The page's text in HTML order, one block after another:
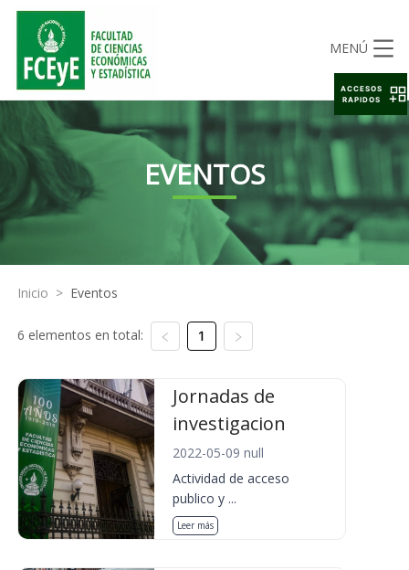
MENÚ
EVENTOS
Inicio > Eventos
6 elementos en total: 1
Jornadas de
investigacion
2022-05-09 null
Actividad de acceso
publico y ...
Leer más
ACCESOS
RAPIDOS